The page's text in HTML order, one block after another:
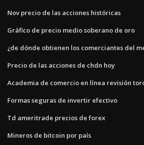
Nov precio de las acciones históricas
Gráfico de precio medio soberano de oro
¿de dónde obtienen los comerciantes del
Precio de las acciones de chdn hoy
Academia de comercio en línea revisión
Formas seguras de invertir efectivo
Td ameritrade precios de forex
Mineros de bitcoin por país